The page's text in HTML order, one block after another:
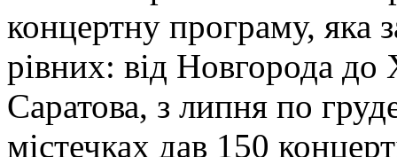
концертну програму, яка
рівних: від Новгорода до
Саратова, з липня по
містечках дав 150